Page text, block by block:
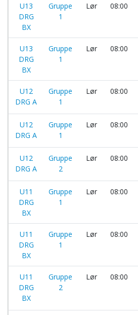
U13
DRG
BX
Gruppe
1
Lør 08:00
U13
DRG
BX
Gruppe
1
Lør 08:00
U12
DRG A
Gruppe
1
Lør 08:00
U12
DRG A
Gruppe
1
Lør 08:00
U12
DRG A
Gruppe
2
Lør 08:00
U11
DRG
BX
Gruppe
1
Lør 08:00
U11
DRG
BX
Gruppe
1
Lør 08:00
U11
DRG
BX
Gruppe
2
Lør 08:00